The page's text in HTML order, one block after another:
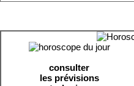
consulter
les prévisions